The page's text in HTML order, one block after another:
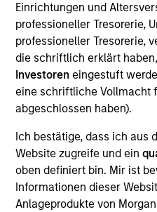
Einrichtungen und
professioneller Tresorerie,
professioneller Tresorerie,
die schriftlich erklärt
Investoren eingestuft
eine schriftliche Vollmacht
abgeschlossen haben).
Ich bestätige, dass ich aus
Website zugreife und ein
oben definiert bin. Mir ist
Informationen dieser
Anlageprodukte von
Transaction Type
First
Realization Date
Jan 1997
Enterprise Systems
(NYSE:MCK).
Investment Team
Morgan Stanley